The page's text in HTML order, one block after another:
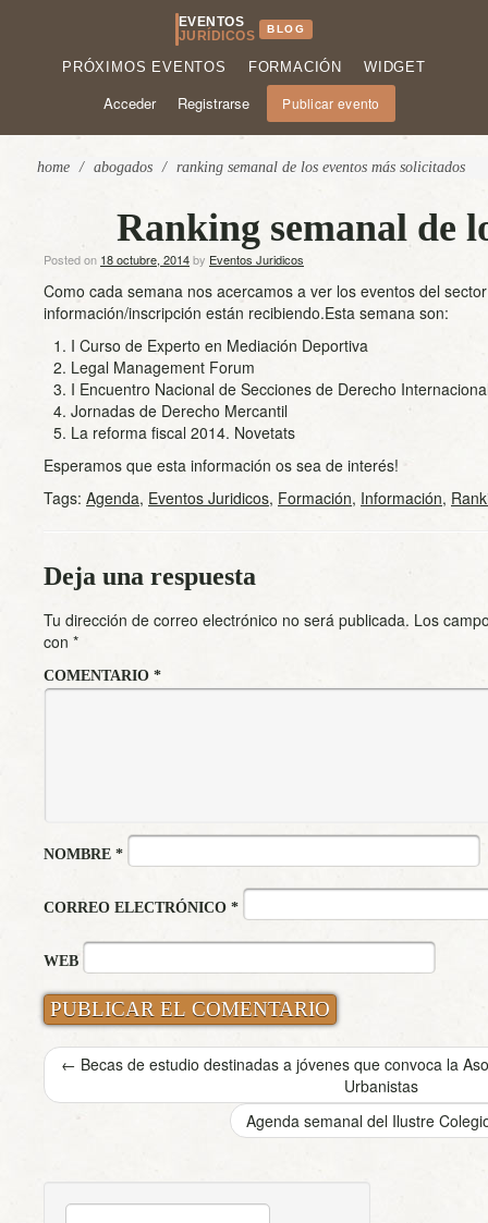
EVENTOS
JURÍDICOS
BLOG
PRÓXIMOS EVENTOS FORMACIÓN WIDGET
Acceder Registrarse Publicar evento
home / abogados / ranking semanal de los eventos más solicitados
Ranking semanal de
Posted on 18 octubre, 2014by Eventos Juridicos
Como cada semana nos acercamos a ver los eventos del
información/inscripción están recibiendo.Esta semana son:
I Curso de Experto en Mediación Deportiva
Legal Management Forum
I Encuentro Nacional de Secciones de Derecho
Jornadas de Derecho Mercantil
La reforma fiscal 2014. Novetats
Esperamos que esta información os sea de interés!
Tags: Agenda, Eventos Juridicos, Formación, Información,
Deja una respuesta
Tu dirección de correo electrónico no será publicada. Los
con *
COMENTARIO *
NOMBRE *
CORREO ELECTRÓNICO *
WEB
← Becas de estudio destinadas a jóvenes que convoca la
Urbanistas
Agenda semanal del Ilustre
BUSCAR: